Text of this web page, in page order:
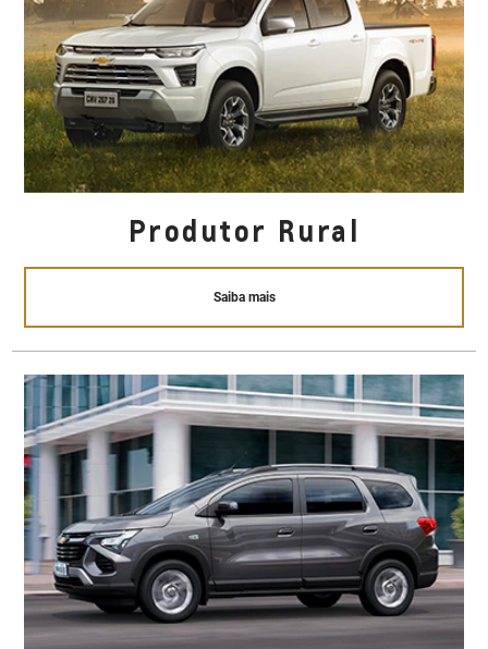
Produtor Rural
Saiba mais